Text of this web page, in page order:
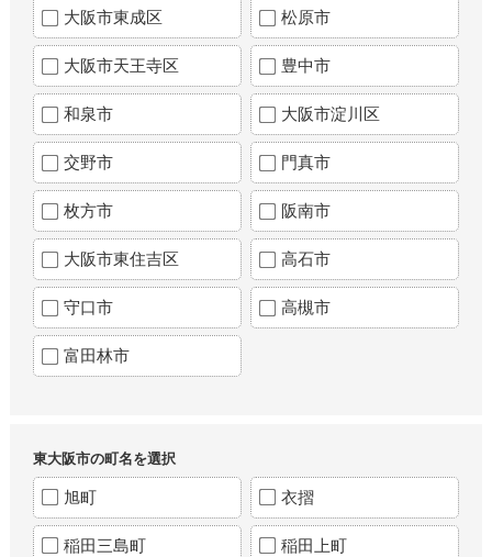
大阪市東成区 松原市
大阪市天王寺区 豊中市
和泉市 大阪市淀川区
交野市 門真市
枚方市 阪南市
大阪市東住吉区 高石市
守口市 高槻市
富田林市
東大阪市の町名を選択
旭町 衣摺
稲田三島町 稲田上町